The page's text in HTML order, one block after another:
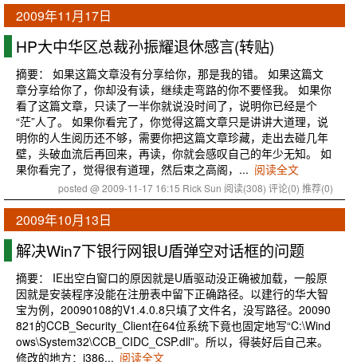
2009年11月17日
HP大中华区总裁孙振耀退休感言‏(转贴)
摘要： 如果这篇文章没有分享给你，那是我的错。 如果这篇文
章分享给你了，你却没有读，继续走弯路的你不要怪我。 如果你
看了这篇文章，只读了一半你就说没时间了，说明你已经是个
“茫”人了。 如果你看完了，你觉得这篇文章只是讲讲大道理，说
明你的人生阅历还不够，需要你把这篇文章珍藏，走出去碰几年
壁，头破血流后再回来，再读，你就会感叹自己的年少无知。 如
果你看完了，觉得很有道理，然后束之高阁，... 阅读全文
posted @ 2009-11-17 16:15 Rick Sun 阅读(308) 评论(0) 推荐(0)
2009年10月13日
解决Win7下银行网银U盾弹空对话框的问题
摘要： IE出空白窗口的原因就是U盾驱动没正确被加载，一般原
因就是安装程序没能在注册表中留下正确路径。以建行的华大智
宝为例，20090108的V1.4.0.8只填了文件名，没写路径。20090
821的CCB_Security_Client在64位系统下竟也固定地写“C:\Wind
ows\System32\CCB_CIDC_CSP.dll”。所以，得装好后自己来。
修改的地方：i386... 阅读全文